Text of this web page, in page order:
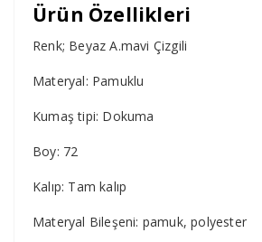
Ürün Özellikleri
Renk; Beyaz A.mavi Çizgili
Materyal: Pamuklu
Kumaş tipi: Dokuma
Boy: 72
Kalıp: Tam kalıp
Materyal Bileşeni: pamuk, polyester